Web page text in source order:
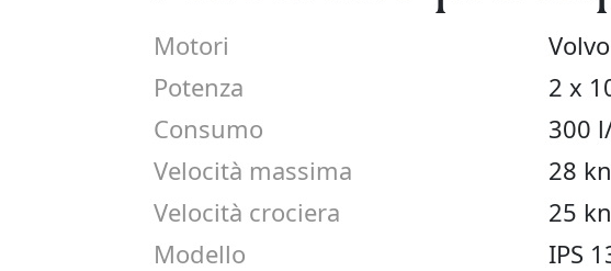
Motori
Potenza
Consumo
Velocità massima
Velocità crociera
Modello
2 x
300
28 kn
25 kn
IPS